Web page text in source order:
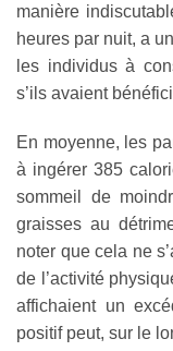
manière
heures par nuit, a
les individus à
s’ils avaient
En moyenne, les
à ingérer 385
sommeil de
graisses au
noter que cela ne
de l’activité
affichaient un
positif peut, sur le